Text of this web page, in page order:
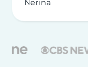
Nerina